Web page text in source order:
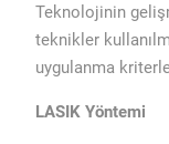
Teknolojinin
teknikler
uygulanma
LASIK Yöntemi